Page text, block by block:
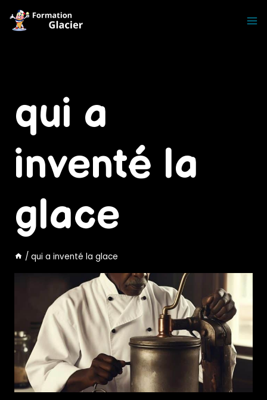
content
qui a
inventé la
glace
/ qui a inventé la glace